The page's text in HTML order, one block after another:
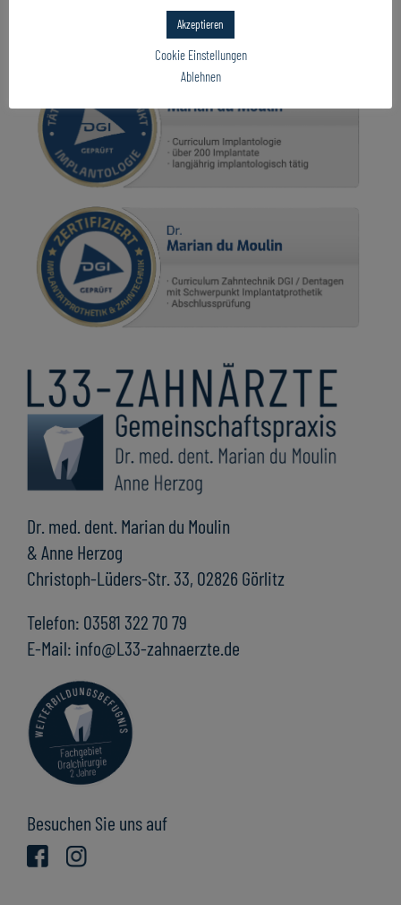
Dr. med. dent. Marian du Moulin
& Anne Herzog
Christoph-Lüders-Str. 33, 02826 Görlitz
Telefon: 03581 322 70 79
E-Mail: info@L33-zahnaerzte.de
Besuchen Sie uns auf
Akzeptieren
Cookie Einstellungen
Ablehnen